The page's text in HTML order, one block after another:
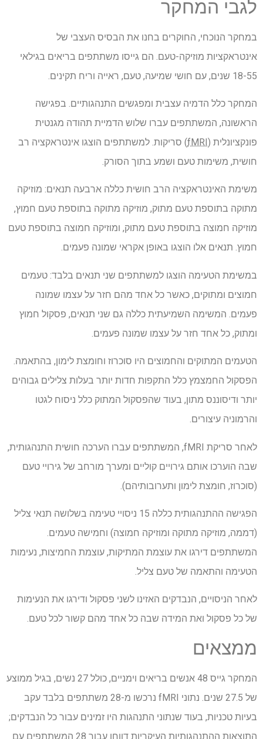
לגבי המחקר
במחקר הנוכחי, החוקרים בחנו את הבסיס העצבי של
אינטראקציות מוזיקה-טעם. הם גייסו משתתפים בריאים בגילאי
18-55 שנים, עם חושי שמיעה, טעם, ראייה וריח תקינים.
המחקר כלל הדמיה עצבית ומפגשים התנהגותיים. בפגישה
הראשונה, המשתתפים עברו שלוש הדמיית תהודה מגנטית
פונקציונלית (fMRI) סריקות. למשתתפים הוצגו אינטראקציה רב
חושית, משימות טעם ושמע בתוך הסורק.
משימת האינטראקציה הרב חושית כללה ארבעה תנאים: מוזיקה
מתוקה בתוספת טעם מתוק, מוזיקה מתוקה בתוספת טעם חמוץ,
מוזיקה חמוצה בתוספת טעם מתוק, ומוזיקה חמוצה בתוספת טעם
חמוץ. תנאים אלו הוצגו באופן אקראי שמונה פעמים.
במשימת הטעימה הוצגו למשתתפים שני תנאים בלבד: טעמים
חמוצים ומתוקים, כאשר כל אחד מהם חזר על עצמו שמונה
פעמים. המשימה השמיעתית כללה גם שני תנאים, פסקול חמוץ
ומתוק, כל אחד חזר על עצמו שמונה פעמים.
הטעמים המתוקים והחמוצים היו סוכרוז וחומצת לימון, בהתאמה.
הפסקול החמצמץ כלל התקפות חדות יותר בעלות צלילים גבוהים
יותר ודיסוננס מתון, בעוד שהפסקול המתוק כלל ניסוח לגטו
והרמוניה עיצורים.
לאחר סריקת fMRI, המשתתפים עברו הערכה חושית התנהגותית,
שבה הוערכו אותם גירויים קוליים ומערך מורחב של גירויי טעם
(סוכרוז, חומצת לימון ותערובותיהם).
הפגישה ההתנהגותית כללה 15 ניסויי טעימה בשלושה תנאי צליל
(דממה, מוזיקה מתוקה ומוזיקה חמוצה) וחמישה טעמים.
המשתתפים דירגו את עוצמת המתיקות, עוצמת החמיצות, נעימות
הטעימה והתאמה של טעם צליל.
לאחר הניסויים, הנבדקים האזינו לשני פסקול ודירגו את הנעימות
של כל פסקול ואת המידה שבה כל אחד מהם קשור לכל טעם.
ממצאים
המחקר גייס 48 אנשים בריאים וימניים, כולל 27 נשים, בגיל ממוצע
של 27.5 שנים. נתוני fMRI נרכשו מ-28 משתתפים בלבד עקב
בעיות טכניות, בעוד שנתוני התנהגות היו זמינים עבור כל הנבדקים;
התוצאות ההתנהגותיות העיקריות דווחו עבור 28 המשתתפים עם